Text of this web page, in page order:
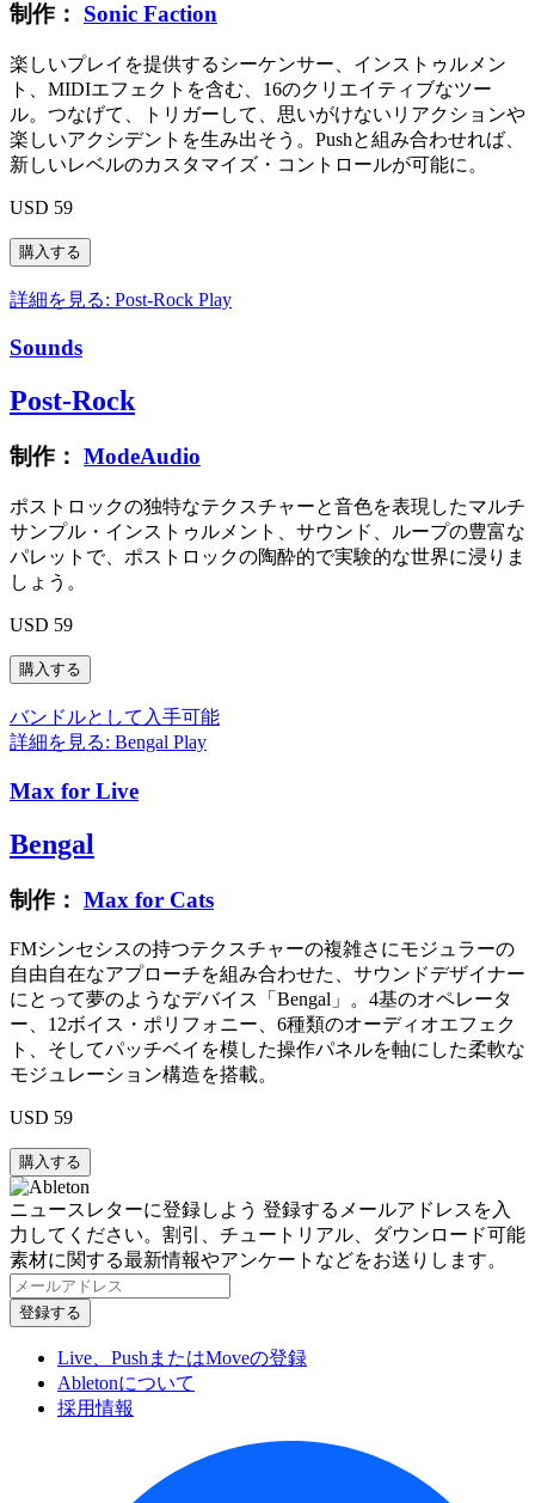
制作： Sonic Faction
楽しいプレイを提供するシーケンサー、インストゥルメン
ト、MIDIエフェクトを含む、16のクリエイティブなツー
ル。つなげて、トリガーして、思いがけないリアクションや
楽しいアクシデントを生み出そう。Pushと組み合わせれば、
新しいレベルのカスタマイズ・コントロールが可能に。
USD 59
詳細を見る: Post-Rock Play
Sounds
Post-Rock
制作： ModeAudio
ポストロックの独特なテクスチャーと音色を表現したマルチ
サンプル・インストゥルメント、サウンド、ループの豊富な
パレットで、ポストロックの陶酔的で実験的な世界に浸りま
しょう。
USD 59
バンドルとして入手可能
詳細を見る: Bengal Play
Max for Live
Bengal
制作： Max for Cats
FMシンセシスの持つテクスチャーの複雑さにモジュラーの
自由自在なアプローチを組み合わせた、サウンドデザイナー
にとって夢のようなデバイス「Bengal」。4基のオペレータ
ー、12ボイス・ポリフォニー、6種類のオーディオエフェク
ト、そしてパッチベイを模した操作パネルを軸にした柔軟な
モジュレーション構造を搭載。
USD 59
ニュースレターに登録しよう 登録するメールアドレスを入
力してください。割引、チュートリアル、ダウンロード可能
素材に関する最新情報やアンケートなどをお送りします。
Live、PushまたはMoveの登録
Abletonについて
採用情報